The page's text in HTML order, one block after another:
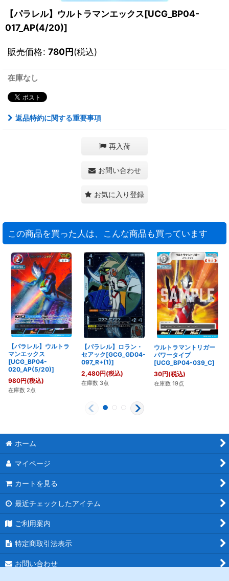
【パラレル】ウルトラマンエックス[UCG_BP04-
017_AP(4/20)]
販売価格: 780円(税込)
在庫なし
返品特約に関する重要事項
再入荷
お問い合わせ
お気に入り登録
この商品を買った人は、こんな商品も買っています
【パラレル】ウルトラ
マンエックス
[UCG_BP04-
020_AP(5/20)]
980円(税込)
在庫数 2点
【パラレル】ロラン・
セアック[GCG_GD04-
097_R+(1)]
2,480円(税込)
在庫数 3点
ウルトラマントリガー
パワータイプ
[UCG_BP04-039_C]
30円(税込)
在庫数 19点
ホーム
マイページ
カートを見る
最近チェックしたアイテム
ご利用案内
特定商取引法表示
お問い合わせ